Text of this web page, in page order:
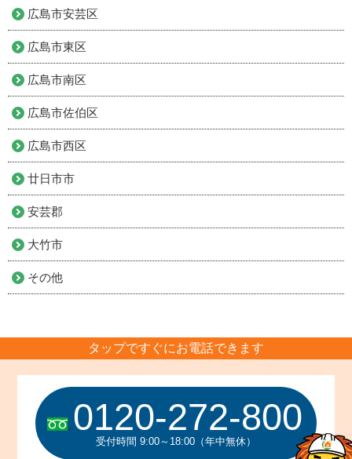
広島市安芸区
広島市東区
広島市南区
広島市佐伯区
広島市西区
廿日市市
安芸郡
大竹市
その他
タップですぐにお電話できます
0120-272-800
受付時間 9:00～18:00（年中無休）